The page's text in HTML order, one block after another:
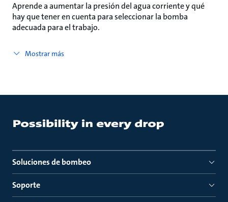
Aprende a aumentar la presión del agua corriente y qué
hay que tener en cuenta para seleccionar la bomba
adecuada para el trabajo.
Mostrar más
Soluciones de bombeo
Soporte